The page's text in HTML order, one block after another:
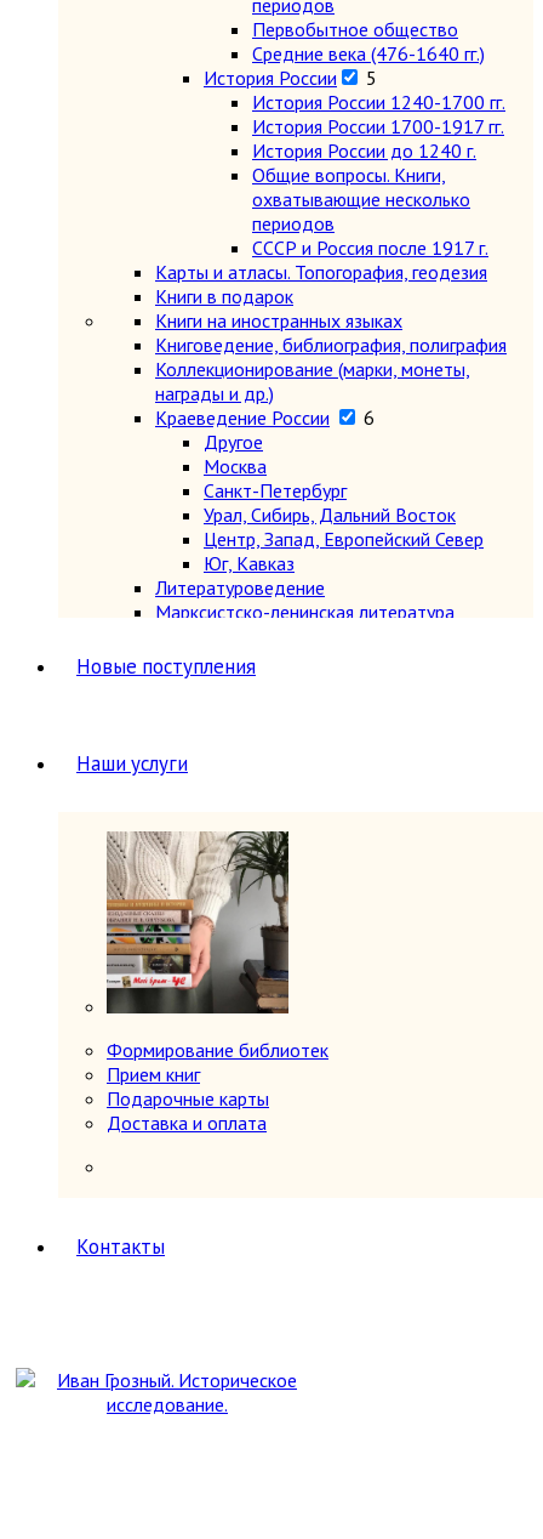
периодов
Первобытное общество
Средние века (476-1640 гг.)
История России
5
История России 1240-1700 гг.
История России 1700-1917 гг.
История России до 1240 г.
Общие вопросы. Книги,
охватывающие несколько
периодов
СССР и Россия после 1917 г.
Карты и атласы. Топогорафия, геодезия
Книги в подарок
Книги на иностранных языках
Книговедение, библиография, полиграфия
Коллекционирование (марки, монеты,
награды и др.)
Краеведение России
6
Другое
Москва
Санкт-Петербург
Урал, Сибирь, Дальний Восток
Центр, Запад, Европейский Север
Юг, Кавказ
Литературоведение
Марксистско-ленинская литература
Машиностроение, приборостроение
Медицина
Терапия и инфекционные болезни
Хирургия, онкология, травматология,
ортопедия
Металлургия, горное дело
Миниатюрные издания
Мода и красота
Науки о Земле (география, геология и др.)
Огород, сад, растения
Открытки
Охота и рыбалка
Педагогика
Политология, геополитика, дипломатия
Религия
Магия, оккультизм, астрология
Религиоведение, история религии,
Новые поступления
Наши услуги
Формирование библиотек
Прием книг
Подарочные карты
Доставка и оплата
Контакты